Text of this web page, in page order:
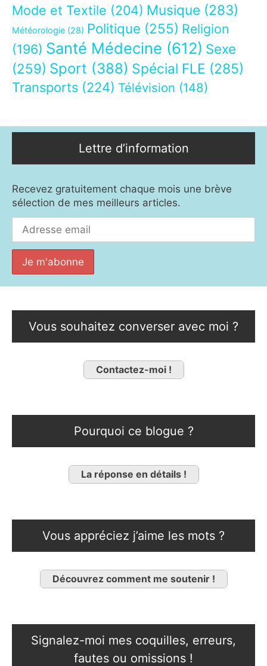
Mode et Textile (204) Musique (283)
Météorologie (28) Politique (255) Religion
(196) Santé Médecine (612) Sexe
(259) Sport (388) Spécial FLE (285)
Transports (224) Télévision (148)
Lettre d’information
Recevez gratuitement chaque mois une brève
sélection de mes meilleurs articles.
Vous souhaitez converser avec moi ?
Contactez-moi !
Pourquoi ce blogue ?
La réponse en détails !
Vous appréciez j’aime les mots ?
Découvrez comment me soutenir !
Signalez-moi mes coquilles, erreurs,
fautes ou omissions !